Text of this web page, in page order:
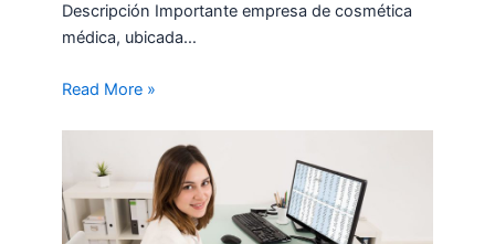
Descripción Importante empresa de cosmética
médica, ubicada…
Read More »